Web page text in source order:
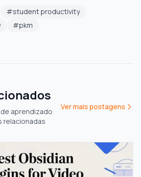
#student productivity
#pkm
aprendizado
relacionadas
Ver mais postagens